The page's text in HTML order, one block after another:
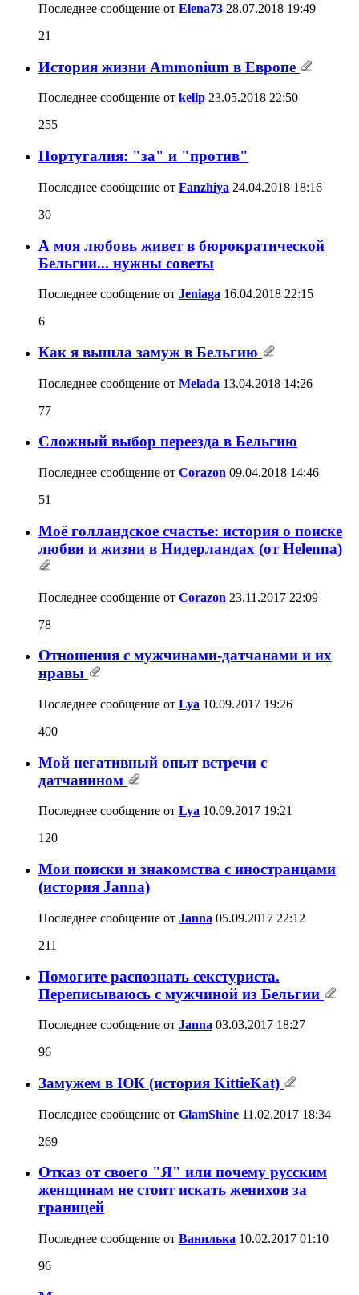
Последнее сообщение от Elena73 28.07.2018 19:49
21
История жизни Ammonium в Европе
Последнее сообщение от kelip 23.05.2018 22:50
255
Португалия: "за" и "против"
Последнее сообщение от Fanzhiya 24.04.2018 18:16
30
А моя любовь живет в бюрократической
Бельгии... нужны советы
Последнее сообщение от Jeniaga 16.04.2018 22:15
6
Как я вышла замуж в Бельгию
Последнее сообщение от Melada 13.04.2018 14:26
77
Сложный выбор переезда в Бельгию
Последнее сообщение от Corazon 09.04.2018 14:46
51
Моё голландское счастье: история о поиске
любви и жизни в Нидерландах (от Helenna)
Последнее сообщение от Corazon 23.11.2017 22:09
78
Отношения с мужчинами-датчанами и их
нравы
Последнее сообщение от Lya 10.09.2017 19:26
400
Мой негативный опыт встречи с
датчанином
Последнее сообщение от Lya 10.09.2017 19:21
120
Мои поиски и знакомства с иностранцами
(история Janna)
Последнее сообщение от Janna 05.09.2017 22:12
211
Помогите распознать секстуриста.
Переписываюсь с мужчиной из Бельгии
Последнее сообщение от Janna 03.03.2017 18:27
96
Замужем в ЮК (история KittieKat)
Последнее сообщение от GlamShine 11.02.2017 18:34
269
Отказ от своего "Я" или почему русским
женщинам не стоит искать женихов за
границей
Последнее сообщение от Ванилька 10.02.2017 01:10
96